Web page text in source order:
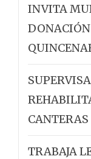
INVITA
CANTERAS
TRABAJA